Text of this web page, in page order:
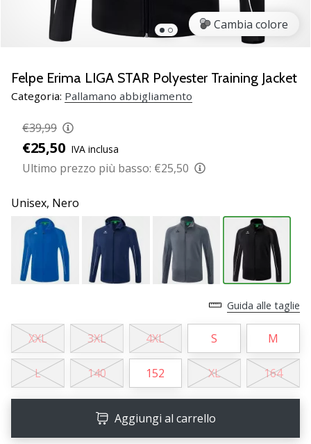
nuove
da
pallamano
PUMA
Accelerate
NITRO
SQD
5!
gli
aggiornamenti
tecnici
valuta
se
vale
25. 11. 2024
•
Tempo di lettura: 1 min.
Diventa
brand
Cambia colore
Felpe Erima LIGA STAR Polyester Training Jacket
Categoria: Pallamano abbigliamento
€39,99
€25,50 IVA inclusa
Ultimo prezzo più basso: €25,50
Unisex, Nero
Guida alle taglie
XXL 3XL 4XL S M
L 140 152 XL 164
Aggiungi al carrello